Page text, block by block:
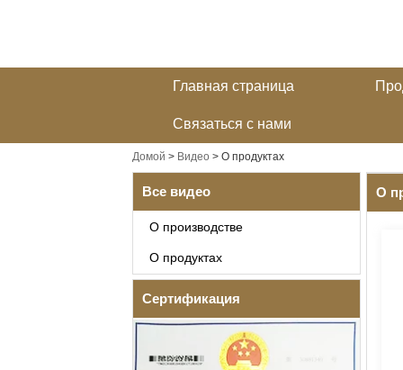
Главная страница
Связаться с нами
Домой > Видео > О продуктах
Все видео
О производстве
О продуктах
Сертификация
О